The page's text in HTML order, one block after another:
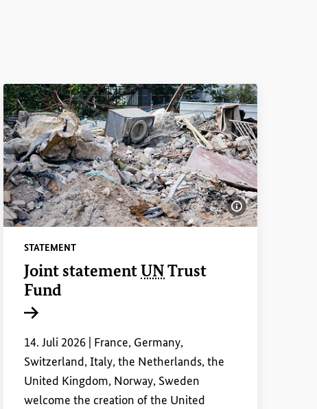
einblenden
STATEMENT
Joint statementUNTrust
Fund
14. Juli 2026 | France, Germany,
Switzerland, Italy, the Netherlands, the
United Kingdom, Norway, Sweden
welcome the creation of the United